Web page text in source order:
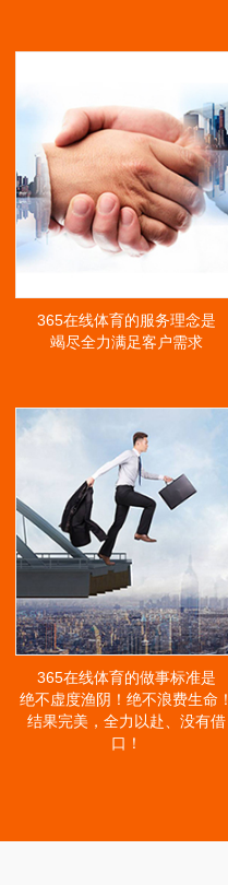
365在线体育的服务理念是
竭尽全力满足客户需求
365在线体育的做事标准是
绝不虚度渔阴！绝不浪费生命！
结果完美，全力以赴、没有借
口！